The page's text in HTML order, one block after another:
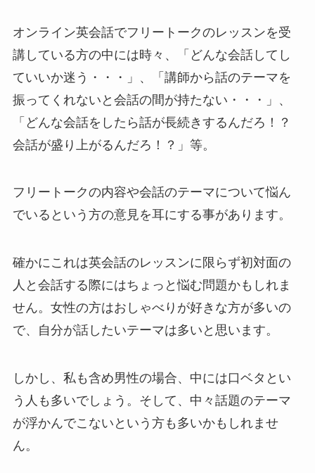
オンライン英会話でフリートークのレッスンを受
講している方の中には時々、「どんな会話してし
ていいか迷う・・・」、「講師から話のテーマを
振ってくれないと会話の間が持たない・・・」、
「どんな会話をしたら話が長続きするんだろ！？
会話が盛り上がるんだろ！？」等。
フリートークの内容や会話のテーマについて悩ん
でいるという方の意見を耳にする事があります。
確かにこれは英会話のレッスンに限らず初対面の
人と会話する際にはちょっと悩む問題かもしれま
せん。女性の方はおしゃべりが好きな方が多いの
で、自分が話したいテーマは多いと思います。
しかし、私も含め男性の場合、中には口ベタとい
う人も多いでしょう。そして、中々話題のテーマ
が浮かんでこないという方も多いかもしれませ
ん。